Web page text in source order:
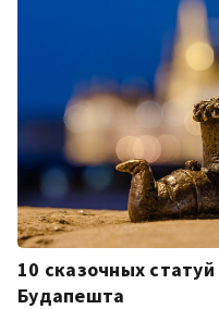
10 сказочных
Будапешта